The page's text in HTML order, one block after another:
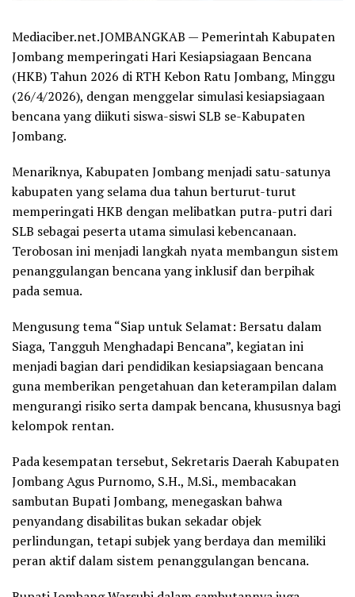
Mediaciber.net.JOMBANGKAB — Pemerintah Kabupaten
Jombang memperingati Hari Kesiapsiagaan Bencana
(HKB) Tahun 2026 di RTH Kebon Ratu Jombang, Minggu
(26/4/2026), dengan menggelar simulasi kesiapsiagaan
bencana yang diikuti siswa-siswi SLB se-Kabupaten
Jombang.
Menariknya, Kabupaten Jombang menjadi satu-satunya
kabupaten yang selama dua tahun berturut-turut
memperingati HKB dengan melibatkan putra-putri dari
SLB sebagai peserta utama simulasi kebencanaan.
Terobosan ini menjadi langkah nyata membangun sistem
penanggulangan bencana yang inklusif dan berpihak
pada semua.
Mengusung tema “Siap untuk Selamat: Bersatu dalam
Siaga, Tangguh Menghadapi Bencana”, kegiatan ini
menjadi bagian dari pendidikan kesiapsiagaan bencana
guna memberikan pengetahuan dan keterampilan dalam
mengurangi risiko serta dampak bencana, khususnya bagi
kelompok rentan.
Pada kesempatan tersebut, Sekretaris Daerah Kabupaten
Jombang Agus Purnomo, S.H., M.Si., membacakan
sambutan Bupati Jombang, menegaskan bahwa
penyandang disabilitas bukan sekadar objek
perlindungan, tetapi subjek yang berdaya dan memiliki
peran aktif dalam sistem penanggulangan bencana.